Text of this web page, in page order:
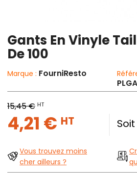
Gants En Vinyle
De 100
Marque : FourniResto
15,45 € HT
4,21 € HT
Vous trouvez moins
cher ailleurs ?